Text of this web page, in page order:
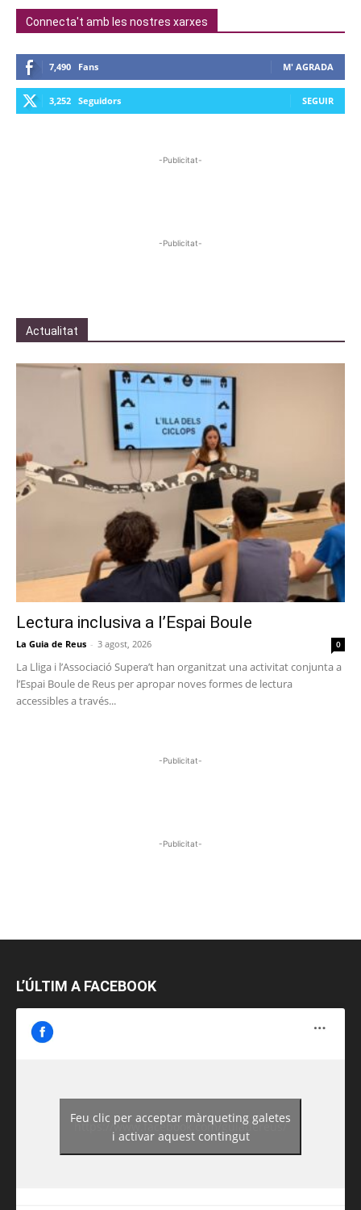
Connecta't amb les nostres xarxes
7,490 Fans M' AGRADA
3,252 Seguidors SEGUIR
-Publicitat-
-Publicitat-
Actualitat
Lectura inclusiva a l’Espai Boule
La Guia de Reus - 3 agost, 2026 0
La Lliga i l’Associació Supera’t han organitzat una activitat conjunta a
l’Espai Boule de Reus per apropar noves formes de lectura
accessibles a través...
-Publicitat-
-Publicitat-
L’ÚLTIM A FACEBOOK
https://www.facebook.com/guiadereus/
Feu clic per acceptar màrqueting galetes
i activar aquest contingut